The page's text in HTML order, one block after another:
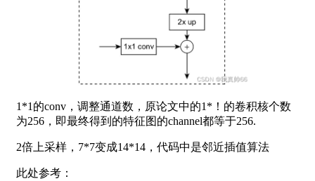
1*1的conv，调整通道数，原论文中的1*！的卷积核个数
为256，即最终得到的特征图的channel都等于256.
2倍上采样，7*7变成14*14，代码中是邻近插值算法
此处参考：